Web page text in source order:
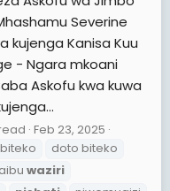
Severine
kujenga Kanisa Kuu
- Ngara mkoani
Askofu kwa kuwa
Feb 23, 2025
doto biteko
waziri